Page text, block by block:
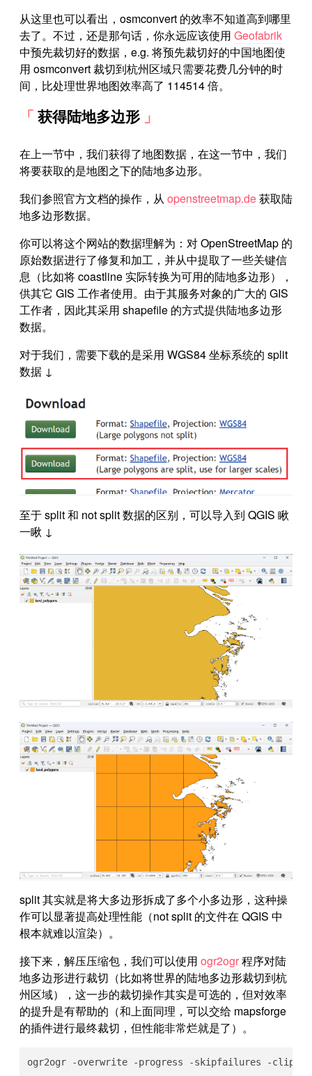
从这里也可以看出，osmconvert 的效率不知道高到哪里
去了。不过，还是那句话，你永远应该使用 Geofabrik
中预先裁切好的数据，e.g. 将预先裁切好的中国地图使
用 osmconvert 裁切到杭州区域只需要花费几分钟的时
间，比处理世界地图效率高了 114514 倍。
获得陆地多边形
在上一节中，我们获得了地图数据，在这一节中，我们
将要获取的是地图之下的陆地多边形。
我们参照官方文档的操作，从 openstreetmap.de获取陆
地多边形数据。
你可以将这个网站的数据理解为：对 OpenStreetMap 的
原始数据进行了修复和加工，并从中提取了一些关键信
息（比如将 coastline 实际转换为可用的陆地多边形），
供其它 GIS 工作者使用。由于其服务对象的广大的 GIS
工作者，因此其采用 shapefile 的方式提供陆地多边形
数据。
对于我们，需要下载的是采用 WGS84 坐标系统的 split
数据 ↓
至于 split 和 not split 数据的区别，可以导入到 QGIS 瞅
一瞅 ↓
split 其实就是将大多边形拆成了多个小多边形，这种操
作可以显著提高处理性能（not split 的文件在 QGIS 中
根本就难以渲染）。
接下来，解压压缩包，我们可以使用 ogr2ogr程序对陆
地多边形进行裁切（比如将世界的陆地多边形裁切到杭
州区域），这一步的裁切操作其实是可选的，但对效率
的提升是有帮助的（和上面同理，可以交给 mapsforge
的插件进行最终裁切，但性能非常烂就是了）。
ogr2ogr -overwrite -progress -skipfailures -clipsrc